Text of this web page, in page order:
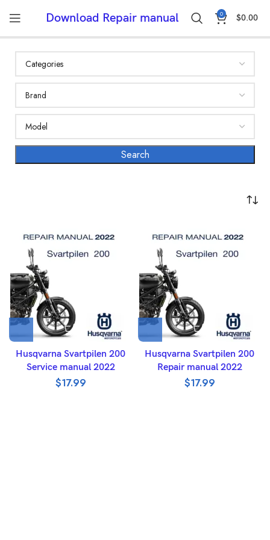
Download Repair manual 0 $0.00
Husqvarna Svartpilen 200
Service manual 2022
$17.99
Husqvarna Svartpilen 200
Repair manual 2022
$17.99